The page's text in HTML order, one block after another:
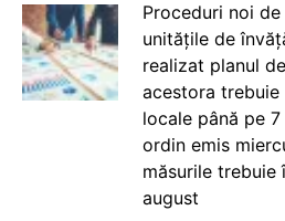
Proceduri noi
unitățile de
realizat planul
acestora
locale până pe
ordin emis
măsurile trebuie
august